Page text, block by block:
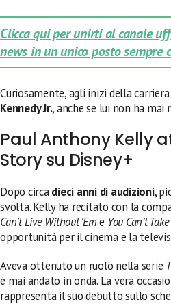
Clicca qui per unirti al canale
news in un unico posto sempre
Curiosamente, agli inizi della
Kennedy Jr., anche se lui non ha
Paul Anthony Kelly
Story su Disney+
Dopo circadieci anni di audizioni,
svolta. Kelly ha recitato con la
Can’t Live Without ’Eme You Can’t
opportunità per il cinema e la
Aveva ottenuto un ruolo nella serie
è mai andato in onda. La vera
rappresenta il suo debutto sullo